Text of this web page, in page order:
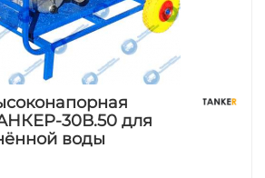
30В.50 для
воды